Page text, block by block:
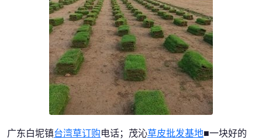
广东白坭镇台湾草订购电话；茂沁草皮批发基地■一块好的